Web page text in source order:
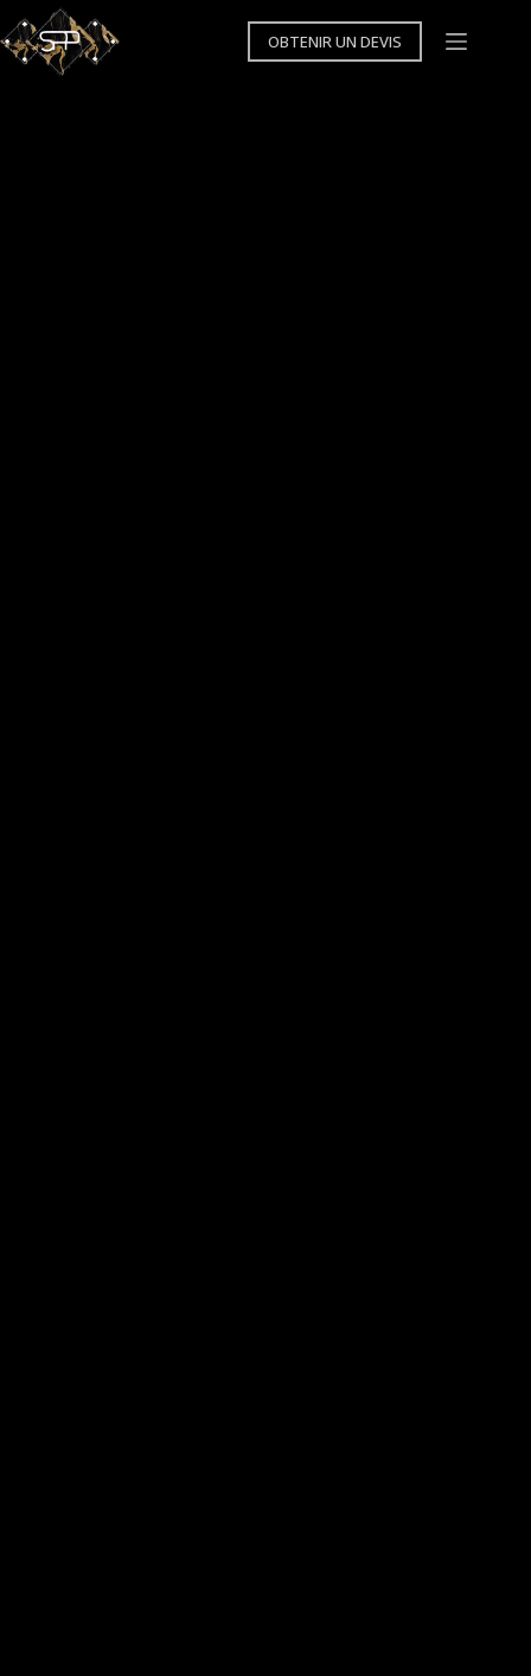
au
contenu
OBTENIR UN DEVIS